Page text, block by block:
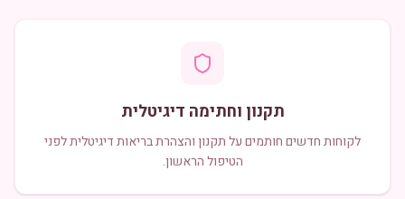
תקנון וחתימה דיגיטלית
לקוחות חדשים חותמים על תקנון והצהרת בריאות דיגיטלית לפני
הטיפול הראשון.